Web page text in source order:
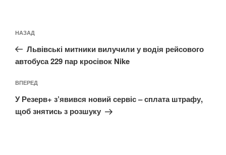
записів
Попередній
запис:
НАЗАД
Львівські митники вилучили у водія рейсового
автобуса 229 пар кросівок Nike
Наступний
запис
ВПЕРЕД
У Резерв+ з’явився новий сервіс – сплата штрафу,
щоб знятись з розшуку